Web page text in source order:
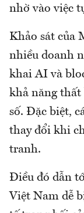
nhờ vào việc
Khảo sát của
nhiều doanh
khai AI và
khả năng
số. Đặc biệt,
thay đổi khi
tranh.
Điều đó dẫn
Việt Nam dễ